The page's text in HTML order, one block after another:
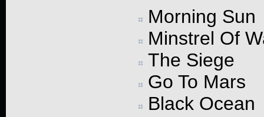
Morning Sun
Minstrel Of
The Siege
Go To Mars
Black Ocean